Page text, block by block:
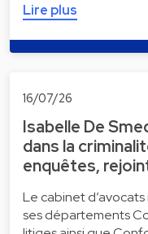
Lire plus
16/07/26
Isabelle De
dans la
enquêtes,
Le cabinet
ses départements